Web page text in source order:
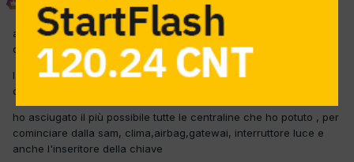
a causa di un'alluvione della settimana scorsa ho in officina
questa A180
l'acqua è arrivata fino a sotto il quadro strumenti , infatti solo il
quadro strumenti si è salvato , tutto il resto era a bagno
ho asciugato il più possibile tutte le centraline che ho potuto , per
cominciare dalla sam, clima,airbag,gatewai, interruttore luce e
anche l'inseritore della chiave